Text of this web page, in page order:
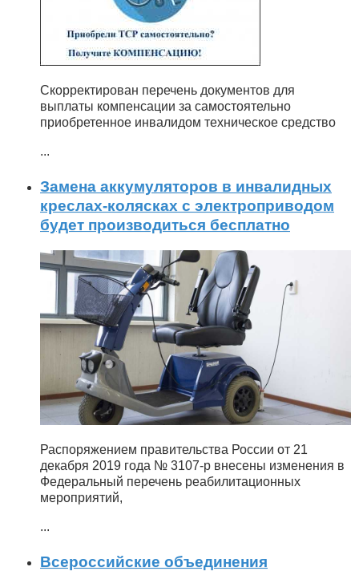
Скорректирован перечень документов для
выплаты компенсации за самостоятельно
приобретенное инвалидом техническое средство
...
Замена аккумуляторов в инвалидных
креслах-колясках с электроприводом
будет производиться бесплатно
Распоряжением правительства России от 21
декабря 2019 года № 3107-р внесены изменения в
Федеральный перечень реабилитационных
мероприятий,
...
Всероссийские объединения